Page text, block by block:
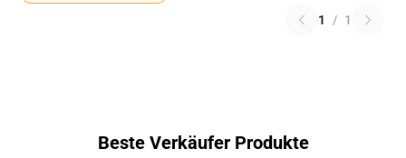
1 / 1
Beste Verkäufer Produkte